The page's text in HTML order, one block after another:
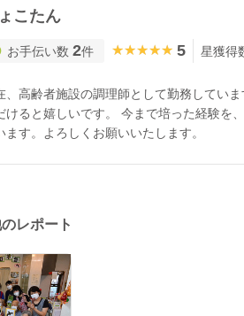
こたん
お手伝い数 2件 ★★★★★
★★★★★ 5 星獲得
、高齢者施設の調理師として勤務してい
けると嬉しいです。 今まで培った経験を
ます。よろしくお願いいたします。
レポート